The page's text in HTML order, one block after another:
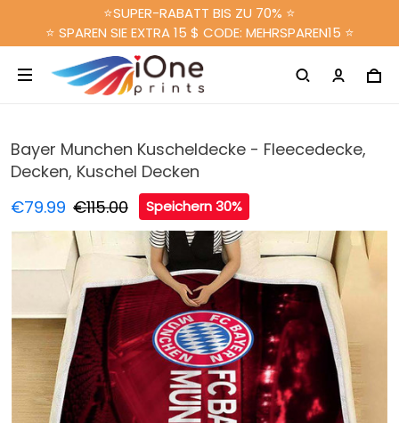
⭐SUPER-RABATT BIS ZU 70% ⭐
⭐ SPAREN SIE EXTRA 15 $ CODE: MEHRSPAREN15 ⭐
Bayer Munchen Kuscheldecke - Fleecedecke,
Decken, Kuschel Decken
€79.99 €115.00 Speichern 30%